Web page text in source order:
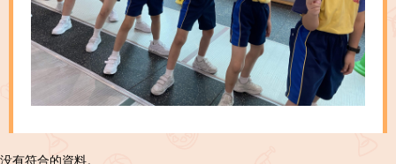
没有符合的資料。